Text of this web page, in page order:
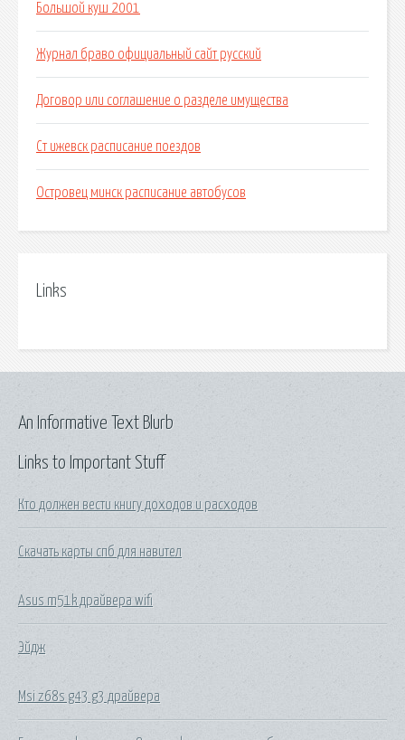
Большой куш 2001
Журнал браво официальный сайт русский
Договор или соглашение о разделе имущества
Ст ижевск расписание поездов
Островец минск расписание автобусов
Links
Links to Important Stuff
Кто должен вести книгу доходов и расходов
Скачать карты спб для навител
Asus m51k драйвера wifi
Эйдж
Msi z68s g43 g3 драйвера
An Informative Text Blurb